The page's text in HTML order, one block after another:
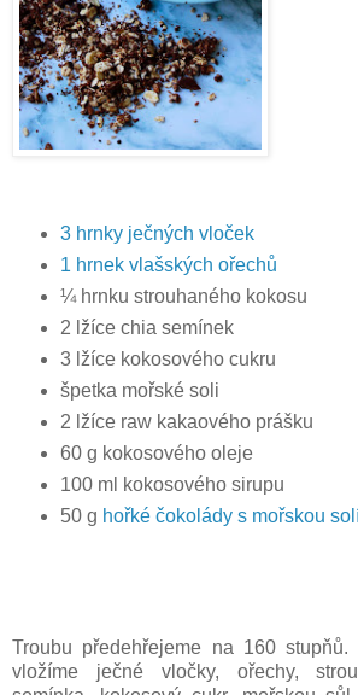
3 hrnky ječných vloček
1 hrnek vlašských ořechů
¼ hrnku strouhaného kokosu
2 lžíce chia semínek
3 lžíce kokosového cukru
špetka mořské soli
2 lžíce raw kakaového prášku
60 g kokosového oleje
100 ml kokosového sirupu
50 g hořké čokolády s mořskou
Troubu předehřejeme na 160
vložíme ječné vločky, ořechy,